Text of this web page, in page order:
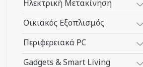
Ηλεκτρική Μετακίνηση
Οικιακός Εξοπλισμός
Περιφερειακά PC
Gadgets & Smart Living